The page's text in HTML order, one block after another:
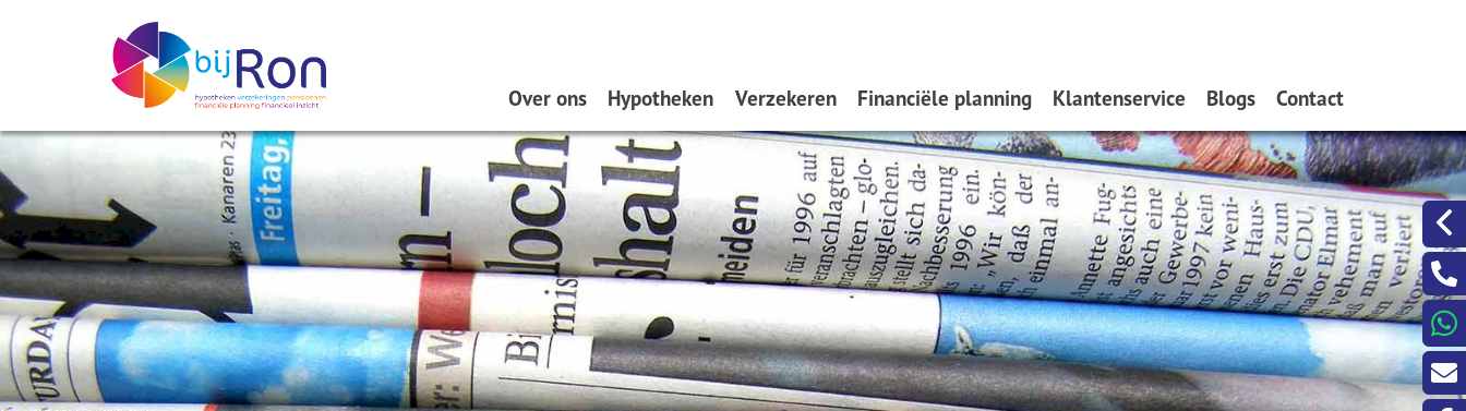
Over ons
Wat doen wij?
Verzekeren
Spaardiensten
Pensioen
Hypotheekadvisering
Dát bedoelen we nou met
Hypotheken
Oeps, een hypotheek (filmpje)
Hypotheekvormen
Stappenplan
8 Tips
Verzekeren
Zakelijk
Particulier
Financiële planning Klantenservice
Schadeformulieren
Aanrijdingformulier
Formulieren Waarborgfonds
Serviceformulieren
Blogs
Zakelijke identiteitsfraude
Goede voornemens
Inzicht geeft rust
Risico-opslag op hypotheken
Door de bomen uw pensioen
meer zien
Contact
Een berichtje sturen?
Even met ons